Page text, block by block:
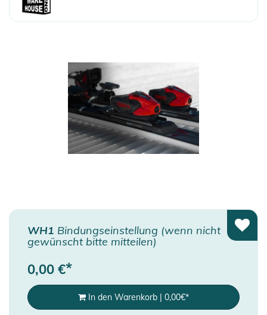
WH1 Bindungseinstellung (wenn nicht
gewünscht bitte mitteilen)
0,00 €*
In den Warenkorb | 0,00€*